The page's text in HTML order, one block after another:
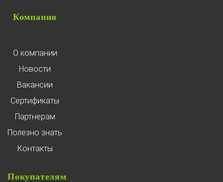
Компания
О компании
Новости
Вакансии
Сертификаты
Партнерам
Полезно знать
Контакты
Покупателям